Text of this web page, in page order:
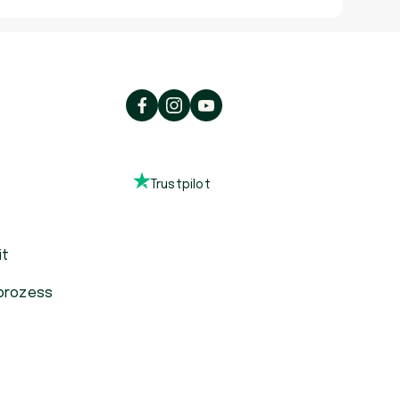
Trustpilot